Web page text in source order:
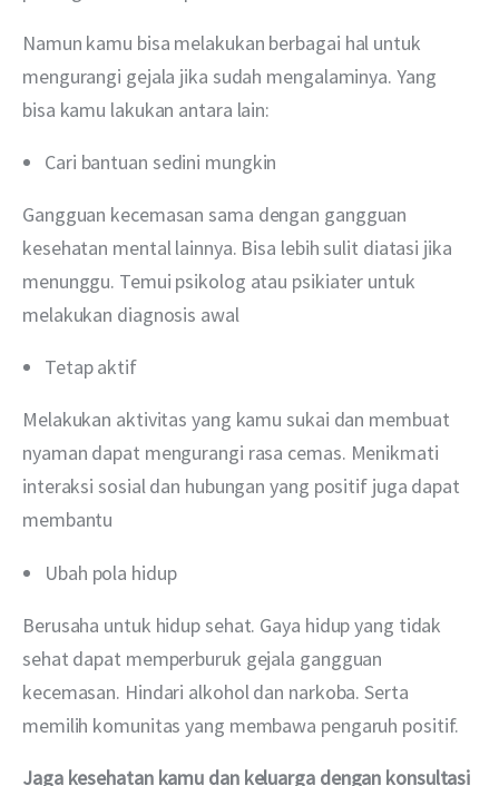
Namun kamu bisa melakukan berbagai hal untuk
mengurangi gejala jika sudah mengalaminya. Yang
bisa kamu lakukan antara lain:
Cari bantuan sedini mungkin
Gangguan kecemasan sama dengan gangguan
kesehatan mental lainnya. Bisa lebih sulit diatasi jika
menunggu. Temui psikolog atau psikiater untuk
melakukan diagnosis awal
Tetap aktif
Melakukan aktivitas yang kamu sukai dan membuat
nyaman dapat mengurangi rasa cemas. Menikmati
interaksi sosial dan hubungan yang positif juga dapat
membantu
Ubah pola hidup
Berusaha untuk hidup sehat. Gaya hidup yang tidak
sehat dapat memperburuk gejala gangguan
kecemasan. Hindari alkohol dan narkoba. Serta
memilih komunitas yang membawa pengaruh positif.
Jaga kesehatan kamu dan keluarga dengan konsultasi